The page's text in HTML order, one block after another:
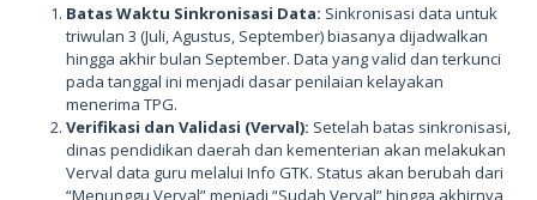
Batas Waktu Sinkronisasi Data: Sinkronisasi data untuk
triwulan 3 (Juli, Agustus, September) biasanya dijadwalkan
hingga akhir bulan September. Data yang valid dan terkunci
pada tanggal ini menjadi dasar penilaian kelayakan
menerima TPG.
Verifikasi dan Validasi (Verval): Setelah batas sinkronisasi,
dinas pendidikan daerah dan kementerian akan melakukan
Verval data guru melalui Info GTK. Status akan berubah dari
“Menunggu Verval” menjadi “Sudah Verval” hingga akhirnya